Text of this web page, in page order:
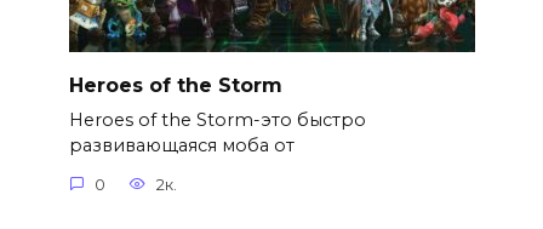
Heroes of the Storm
Heroes of the Storm-это быстро
развивающаяся моба от
0 2к.